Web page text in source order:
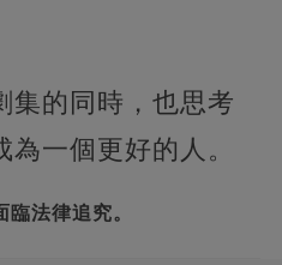
集的同時，也思考
一個更好的人。
法律追究。